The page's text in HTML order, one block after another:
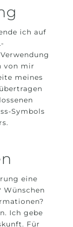
ich auf
von mir
meines
Symbols
eine
Wünschen
Ich gebe
Für